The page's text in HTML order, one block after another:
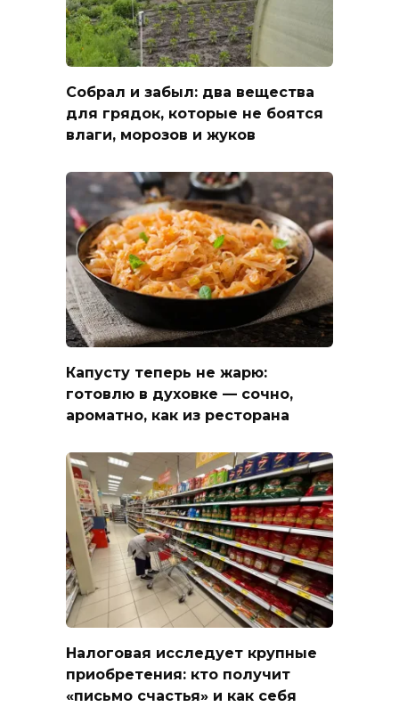
Собрал и забыл: два вещества
для грядок, которые не боятся
влаги, морозов и жуков
Капусту теперь не жарю:
готовлю в духовке — сочно,
ароматно, как из ресторана
Налоговая исследует крупные
приобретения: кто получит
«письмо счастья» и как себя